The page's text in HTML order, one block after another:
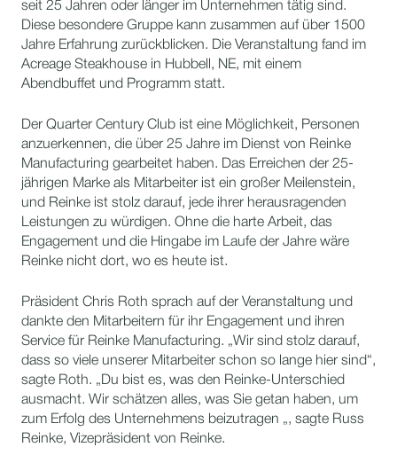
seit 25 Jahren oder länger im Unternehmen tätig sind.
Diese besondere Gruppe kann zusammen auf über 1500
Jahre Erfahrung zurückblicken. Die Veranstaltung fand im
Acreage Steakhouse in Hubbell, NE, mit einem
Abendbuffet und Programm statt.
Der Quarter Century Club ist eine Möglichkeit, Personen
anzuerkennen, die über 25 Jahre im Dienst von Reinke
Manufacturing gearbeitet haben. Das Erreichen der 25-
jährigen Marke als Mitarbeiter ist ein großer Meilenstein,
und Reinke ist stolz darauf, jede ihrer herausragenden
Leistungen zu würdigen. Ohne die harte Arbeit, das
Engagement und die Hingabe im Laufe der Jahre wäre
Reinke nicht dort, wo es heute ist.
Präsident Chris Roth sprach auf der Veranstaltung und
dankte den Mitarbeitern für ihr Engagement und ihren
Service für Reinke Manufacturing. „Wir sind stolz darauf,
dass so viele unserer Mitarbeiter schon so lange hier sind“,
sagte Roth. „Du bist es, was den Reinke-Unterschied
ausmacht. Wir schätzen alles, was Sie getan haben, um
zum Erfolg des Unternehmens beizutragen „, sagte Russ
Reinke, Vizepräsident von Reinke.